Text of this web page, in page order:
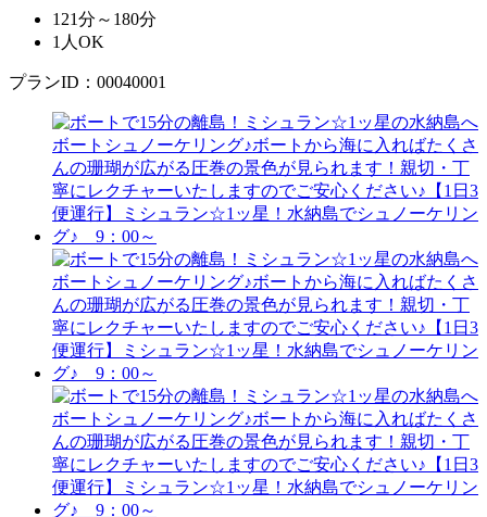
121分～180分
1人OK
プランID：00040001